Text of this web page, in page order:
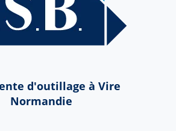
d'outillage à Vire
Normandie